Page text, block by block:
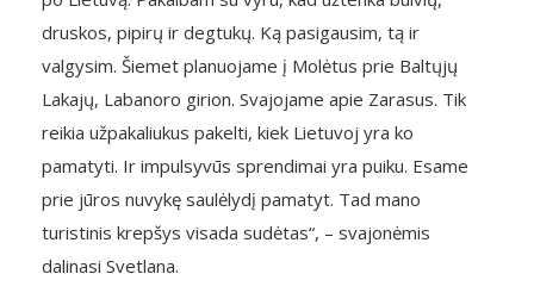
druskos, pipirų ir degtukų. Ką pasigausim, tą ir
valgysim. Šiemet planuojame į Molėtus prie Baltųjų
Lakajų, Labanoro girion. Svajojame apie Zarasus. Tik
reikia užpakaliukus pakelti, kiek Lietuvoj yra ko
pamatyti. Ir impulsyvūs sprendimai yra puiku. Esame
prie jūros nuvykę saulėlydį pamatyt. Tad mano
turistinis krepšys visada sudėtas“, – svajonėmis
dalinasi Svetlana.